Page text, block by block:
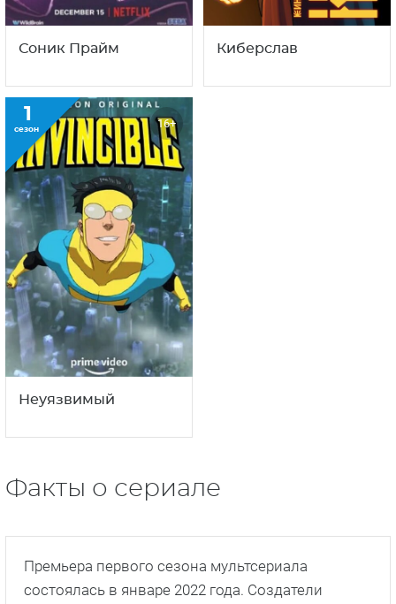
Соник Прайм Киберслав
1
сезон 16+
Неуязвимый
Факты о сериале
Премьера первого сезона мультсериала
состоялась в январе 2022 года. Создатели